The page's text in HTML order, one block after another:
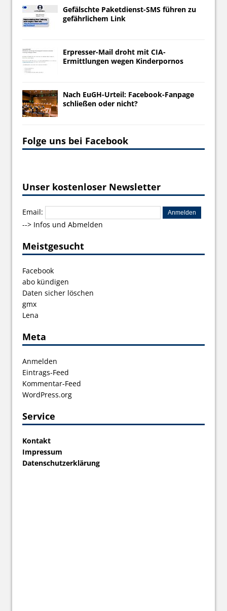
Gefälschte Paketdienst-SMS führen zu
gefährlichem Link
Erpresser-Mail droht mit CIA-
Ermittlungen wegen Kinderpornos
Nach EuGH-Urteil: Facebook-Fanpage
schließen oder nicht?
Folge uns bei Facebook
Unser kostenloser Newsletter
Email:
--> Infos und Abmelden
Meistgesucht
Facebook
abo kündigen
Daten sicher löschen
gmx
Lena
Meta
Anmelden
Eintrags-Feed
Kommentar-Feed
WordPress.org
Service
Kontakt
Impressum
Datenschutzerklärung